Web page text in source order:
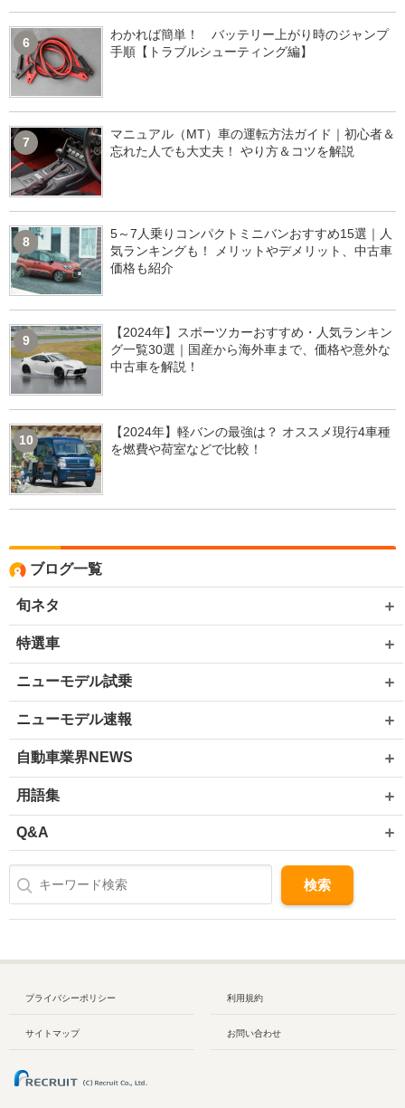
6
わかれば簡単！ バッテリー上がり時のジャンプ
手順【トラブルシューティング編】
7
マニュアル（MT）車の運転方法ガイド｜初心者＆
忘れた人でも大丈夫！ やり方＆コツを解説
8
5～7人乗りコンパクトミニバンおすすめ15選｜人
気ランキングも！ メリットやデメリット、中古車
価格も紹介
9
【2024年】スポーツカーおすすめ・人気ランキン
グ一覧30選｜国産から海外車まで、価格や意外な
中古車を解説！
10
【2024年】軽バンの最強は？ オススメ現行4車種
を燃費や荷室などで比較！
ブログ一覧
旬ネタ
特選車
ニューモデル試乗
ニューモデル速報
自動車業界NEWS
用語集
Q&A
プライバシーポリシー 利用規約
サイトマップ お問い合わせ